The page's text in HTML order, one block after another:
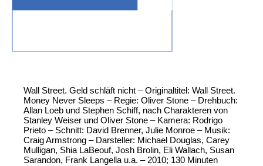
Wall Street. Geld schläft nicht – Originaltitel: Wall Street.
Money Never Sleeps – Regie: Oliver Stone – Drehbuch:
Allan Loeb und Stephen Schiff, nach Charakteren von
Stanley Weiser und Oliver Stone – Kamera: Rodrigo
Prieto – Schnitt: David Brenner, Julie Monroe – Musik:
Craig Armstrong – Darsteller: Michael Douglas, Carey
Mulligan, Shia LaBeouf, Josh Brolin, Eli Wallach, Susan
Sarandon, Frank Langella u.a. – 2010; 130 Minuten